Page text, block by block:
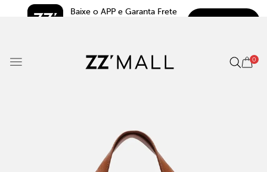
Baixe o APP e Garanta Frete
0